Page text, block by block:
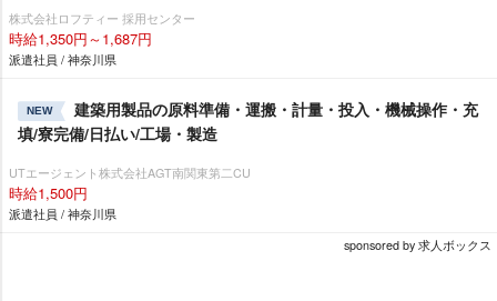
株式会社ロフティー 採用センター
時給1,350円～1,687円
派遣社員 / 神奈川県
NEW
建築用製品の原料準備・運搬・計量・投入・機械操作・充
填/寮完備/日払い/工場・製造
UTエージェント株式会社AGT南関東第二CU
時給1,500円
派遣社員 / 神奈川県
sponsored by 求人ボックス